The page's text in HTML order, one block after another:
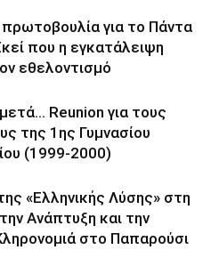
πρωτοβουλία για το Πάντα
που η εγκατάλειψη
εθελοντισμό
Reunion για τους
της 1ης Γυμνασίου
(1999-2000)
«Ελληνικής Λύσης» στη
Ανάπτυξη και την
στο Παπαρούσι